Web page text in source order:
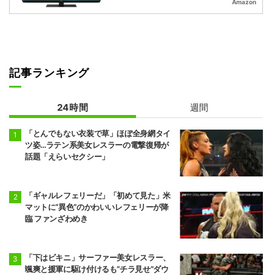
Amazon
記事ランキング
24時間 週間
「とんでもない衣装で草」ほぼ全身網タイ
ツ姿…ラテン系美女レスラーの電撃復帰が
話題「えらいセクシー」
「ギャルレフェリーだ」「初めて見た」米
マットに“異色”のかわいいレフェリーが降
臨 ファンざわめき
「下はビキニ」サーファー美女レスラー、
颯爽と援軍に駆け付けるも“チラ見せ”ダウ